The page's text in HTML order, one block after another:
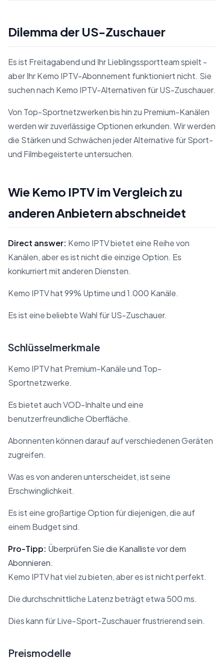
Dilemma der US-Zuschauer
Es ist Freitagabend und Ihr Lieblingssportteam spielt -
aber Ihr Kemo IPTV-Abonnement funktioniert nicht. Sie
suchen nach Kemo IPTV-Alternativen für US-Zuschauer.
Von Top-Sportnetzwerken bis hin zu Premium-Kanälen
werden wir zuverlässige Optionen erkunden. Wir werden
die Stärken und Schwächen jeder Alternative für Sport-
und Filmbegeisterte untersuchen.
Wie Kemo IPTV im Vergleich zu
anderen Anbietern abschneidet
Direct answer: Kemo IPTV bietet eine Reihe von
Kanälen, aber es ist nicht die einzige Option. Es
konkurriert mit anderen Diensten.
Kemo IPTV hat 99% Uptime und 1.000 Kanäle.
Es ist eine beliebte Wahl für US-Zuschauer.
Schlüsselmerkmale
Kemo IPTV hat Premium-Kanäle und Top-
Sportnetzwerke.
Es bietet auch VOD-Inhalte und eine
benutzerfreundliche Oberfläche.
Abonnenten können darauf auf verschiedenen Geräten
zugreifen.
Was es von anderen unterscheidet, ist seine
Erschwinglichkeit.
Es ist eine großartige Option für diejenigen, die auf
einem Budget sind.
Pro-Tipp: Überprüfen Sie die Kanalliste vor dem
Abonnieren.
Kemo IPTV hat viel zu bieten, aber es ist nicht perfekt.
Die durchschnittliche Latenz beträgt etwa 500 ms.
Dies kann für Live-Sport-Zuschauer frustrierend sein.
Preismodelle